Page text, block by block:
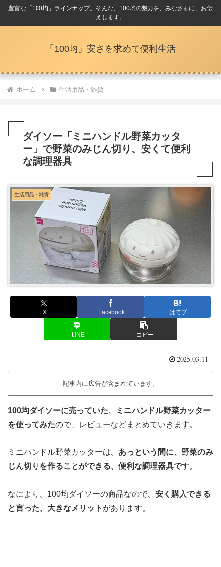
豊富な「100均」ラインナップ。そんな、100均の魅力を、みなさまに、お伝
えします。
「100均」安さを求めて便利生活
ホーム 生活用品・雑貨
ダイソー「ミニハンドル野菜カッタ
ー」で野菜のみじん切り、安くて便利
な調理器具
生活用品・雑貨
X Facebook はてブ
LINE コピー
2025.03.11
記事内に広告が含まれています。
100均ダイソーに売っていた、ミニハンドル野菜カッター
を使ってみたので、レビューなどまとめていきます。
ミニハンドル野菜カッターは、 あっという間に、野菜のみ
じん切りを作ることができる、便利な調理器具です。
なにより、100均ダイソーの商品なので、 安く購入できる
と言った、大きなメリット があります。